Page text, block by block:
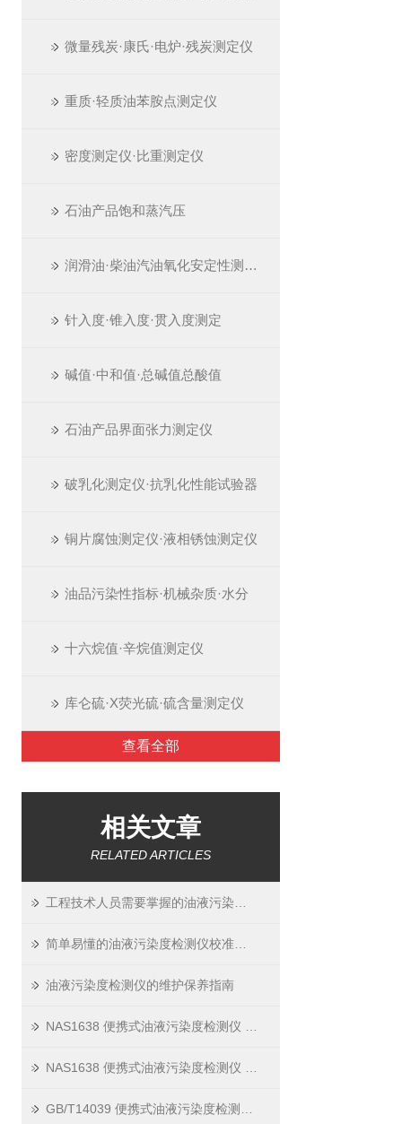
微量残炭·康氏·电炉·残炭测定仪
重质·轻质油苯胺点测定仪
密度测定仪·比重测定仪
石油产品饱和蒸汽压
润滑油·柴油汽油氧化安定性测定仪
针入度·锥入度·贯入度测定
碱值·中和值·总碱值总酸值
石油产品界面张力测定仪
破乳化测定仪·抗乳化性能试验器
铜片腐蚀测定仪·液相锈蚀测定仪
油品污染性指标·机械杂质·水分
十六烷值·辛烷值测定仪
库仑硫·X荧光硫·硫含量测定仪
查看全部
相关文章
RELATED ARTICLES
油液污染度检测仪的维护保养指南